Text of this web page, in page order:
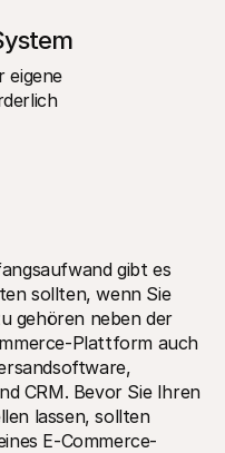
eigene
gibt es
sollten, wenn Sie
gehören neben der
Plattform auch
CRM. Bevor Sie Ihren
lassen, sollten
E-Commerce-